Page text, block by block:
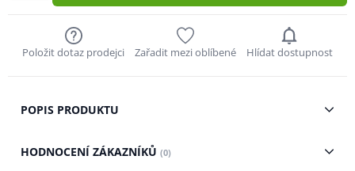
Položit dotaz prodejci Zařadit mezi oblíbené Hlídat dostupnost
POPIS PRODUKTU
HODNOCENÍ ZÁKAZNÍKŮ (0)